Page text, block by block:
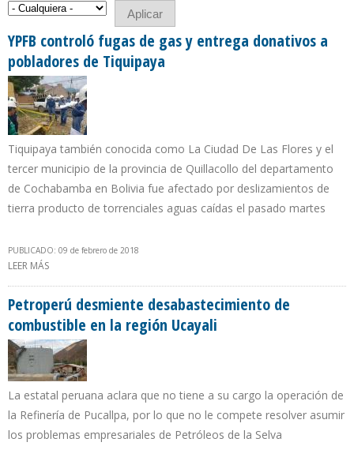
YPFB controló fugas de gas y entrega donativos a
pobladores de Tiquipaya
Tiquipaya también conocida como La Ciudad De Las Flores y el
tercer municipio de la provincia de Quillacollo del departamento
de Cochabamba en Bolivia fue afectado por deslizamientos de
tierra producto de torrenciales aguas caídas el pasado martes
PUBLICADO: 09 de febrero de 2018
LEER MÁS
Petroperú desmiente desabastecimiento de
combustible en la región Ucayali
La estatal peruana aclara que no tiene a su cargo la operación de
la Refinería de Pucallpa, por lo que no le compete resolver asumir
los problemas empresariales de Petróleos de la Selva